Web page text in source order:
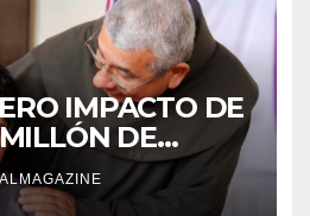
IMPACTO DE
DE
POR TI,
MÍ